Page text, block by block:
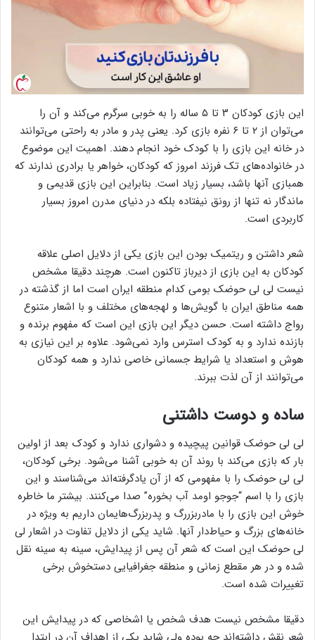
این بازی کودکان ۳ تا ۵ ساله را به خوبی سرگرم می‌کند و آن را
می‌توان از ۲ تا ۶ نفره بازی کرد. یعنی پدر و مادر به راحتی می‌توانند
در خانه این بازی را با کودک خود انجام دهند. اهمیت این موضوع
در خانواده‌های تک فرزند امروز که کودکان، خواهر یا برادری ندارند که
همبازی آنها باشد، بسیار زیاد است. بنابراین این بازی قدیمی و
ماندگار نه تنها از رونق نیفتاده بلکه در دنیای مدرن امروز بسیار
کاربردی است.
شعر داشتن و ریتمیک بودن این بازی یکی از دلایل اصلی علاقه
کودکان به این بازی از دیرباز تاکنون است. هرچند دقیقا مشخص
نیست لی لی حوضک بومی کدام منطقه ایران است اما از گذشته در
همه مناطق ایران با گویش‌ها و لهجه‌های مختلف و با اشعار متنوع
رواج داشته است. حسن دیگر این بازی این است که مفهوم برنده و
بازنده ندارد و به کودک استرس وارد نمی‌شود. علاوه بر این نیازی به
هوش و استعداد یا شرایط جسمانی خاصی ندارد و همه کودکان
می‌توانند از آن لذت ببرند.
ساده و دوست داشتنی
لی لی حوضک قوانین پیچیده و دشواری ندارد و کودک بعد از اولین
بار که بازی می‌کند با روند آن به خوبی آشنا می‌شود. برخی کودکان،
لی لی حوضک را با مفهومی که از آن یادگرفته‌اند می‌شناسند و این
بازی را با اسم “جوجو اومد آب بخوره” صدا می‌کنند. بیشتر ما خاطره
خوش این بازی را با مادربزررگ و پدربزرگ‌هایمان داریم به ویژه در
خانه‌های بزرگ و حیاط‌دار آنها. شاید یکی از دلایل تفاوت در اشعار لی
لی حوضک این است که شعر آن پس از پیدایش، سینه به سینه نقل
شده و در هر مقطع زمانی و منطقه جغرافیایی دستخوش برخی
تغییرات شده است.
دقیقا مشخص نیست هدف شخص یا اشخاصی که در پیدایش این